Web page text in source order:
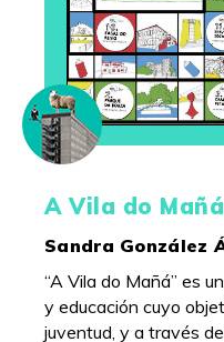
A Vila do Mañá
Sandra González
“A Vila do Mañá” es
y educación cuyo
juventud, y a través